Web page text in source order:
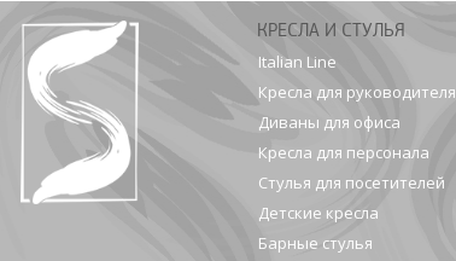
КРЕСЛА И СТУЛЬЯ
Italian Line
Кресла для руководителя
Диваны для офиса
Кресла для персонала
Стулья для посетителей
Детские кресла
Барные стулья